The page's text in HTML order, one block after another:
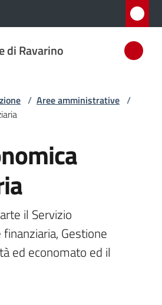
di Ravarino
/ Aree amministrative /
il Servizio
Gestione
ed economato ed il